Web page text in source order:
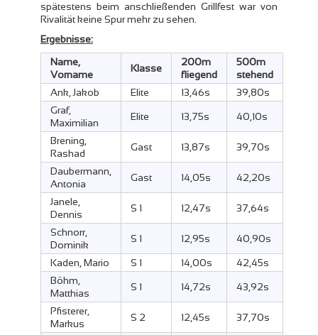
spätestens beim anschließenden Grillfest war von
Rivalität keine Spur mehr zu sehen.
Ergebnisse:
Name,
Vorname
Klasse
200m
fliegend
500m
stehend
Ank, Jakob
Elite 13,46s
39,80s
Graf,
Maximilian
Elite 13,75s 40,10s
Brening,
Rashad
Gast 13,87s 39,70s
Daubermann,
Antonia
Gast 14,05s 42,20s
Janele,
Dennis
S 1 12,47s 37,64s
Schnorr,
Dominik
S 1 12,95s 40,90s
Kaden, Mario S 1 14,00s
42,45s
Böhm,
Matthias
S 1 14,72s 43,92s
Pfisterer,
Markus
S 2 12,45s 37,70s